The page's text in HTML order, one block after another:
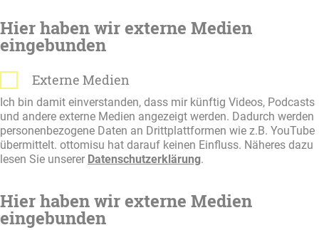
Hier haben wir externe Medien
eingebunden
Externe Medien
Ich bin damit einverstanden, dass mir künftig Videos, Podcasts
und andere externe Medien angezeigt werden. Dadurch werden
personenbezogene Daten an Drittplattformen wie z.B. YouTube
übermittelt. ottomisu hat darauf keinen Einfluss. Näheres dazu
lesen Sie unserer Datenschutzerklärung.
Hier haben wir externe Medien
eingebunden